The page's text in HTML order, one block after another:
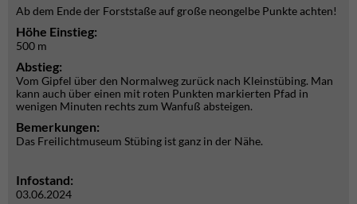
Ab dem Ende der Forststaße auf große neongelbe Punkte achten!
Höhe Einstieg:
500 m
Abstieg:
Vom Gipfel über den Normalweg zurück nach Kleinstübing. Man
kann auch über einen mit roten Punkten markierten Pfad in
wenigen Minuten rechts zum Wanfuß absteigen.
Bemerkungen:
Das Freilichtmuseum Stübing ist ganz in der Nähe.
Infostand:
03.06.2024